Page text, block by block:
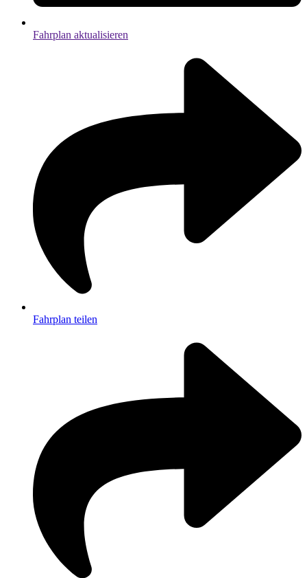
Fahrplan aktualisieren
Fahrplan teilen